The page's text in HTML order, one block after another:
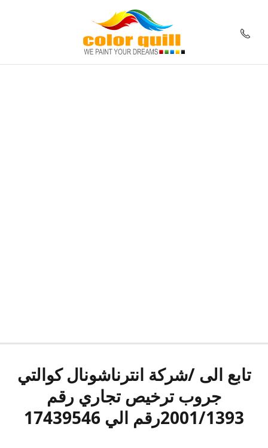
تابع الى /شركة انترناشونال كوالتي
جروب ترخيص تجاري رقم
2001/1393رقم الي 17439546